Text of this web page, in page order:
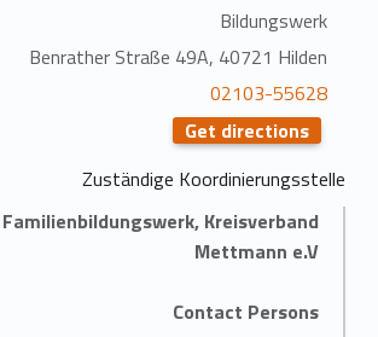
Bildungswerk
Benrather Straße 49A, 40721 Hilden
02103-55628
Get directions
Zuständige Koordinierungsstelle
Familienbildungswerk, Kreisverband
Mettmann e.V
Contact Persons